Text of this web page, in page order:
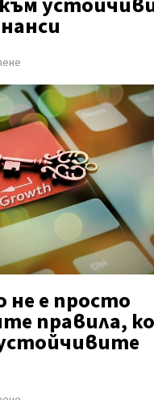
не е просто
правила,